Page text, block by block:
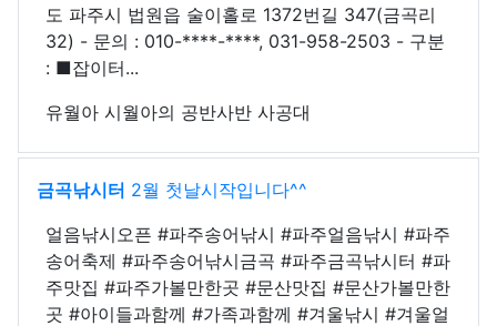
도 파주시 법원읍 술이홀로 1372번길 347(금곡리
32) - 문의 : 010-****-****, 031-958-2503 - 구분
: ■잡이터...
유월아 시월아의 공반사반 사공대
금곡낚시터 2월 첫날시작입니다^^
얼음낚시오픈 #파주송어낚시 #파주얼음낚시 #파주
송어축제 #파주송어낚시금곡 #파주금곡낚시터 #파
주맛집 #파주가볼만한곳 #문산맛집 #문산가볼만한
곳 #아이들과함께 #가족과함께 #겨울낚시 #겨울얼